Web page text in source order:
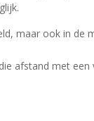
maar ook in de
afstand met een